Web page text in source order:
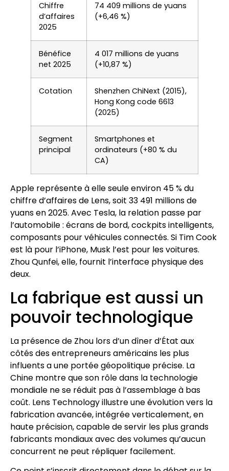
Chiffre
d’affaires
2025
74 409 millions de yuans
(+6,46 %)
Bénéfice
net 2025
4 017 millions de yuans
(+10,87 %)
Cotation
Shenzhen ChiNext (2015),
Hong Kong code 6613
(2025)
Segment
principal
Smartphones et
ordinateurs (+80 % du
CA)
Apple représente à elle seule environ 45 % du
chiffre d’affaires de Lens, soit 33 491 millions de
yuans en 2025. Avec Tesla, la relation passe par
l’automobile : écrans de bord, cockpits intelligents,
composants pour véhicules connectés. Si Tim Cook
est là pour l’iPhone, Musk l’est pour les voitures.
Zhou Qunfei, elle, fournit l’interface physique des
deux.
La fabrique est aussi un
pouvoir technologique
La présence de Zhou lors d’un dîner d’État aux
côtés des entrepreneurs américains les plus
influents a une portée géopolitique précise. La
Chine montre que son rôle dans la technologie
mondiale ne se réduit pas à l’assemblage à bas
coût. Lens Technology illustre une évolution vers la
fabrication avancée, intégrée verticalement, en
haute précision, capable de servir les plus grands
fabricants mondiaux avec des volumes qu’aucun
concurrent ne peut répliquer facilement.